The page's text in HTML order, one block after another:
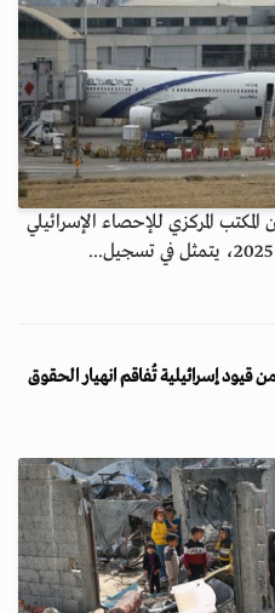
المركزي للإحصاء الإسرائيلي
قيود إسرائيلية تُفاقم انهيار الحقوق